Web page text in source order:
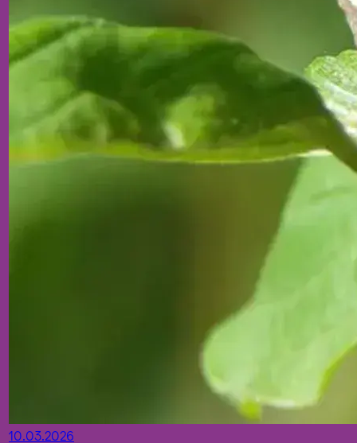
10.03.2026